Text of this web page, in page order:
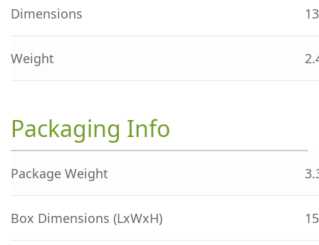
Dimensions
Weight
Packaging Info
Package Weight
Box Dimensions (LxWxH)